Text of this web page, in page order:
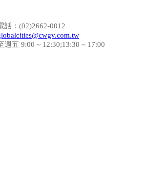
話：(02)2662-0012
週五 9:00 ~ 12:30;13:30 ~ 17:00